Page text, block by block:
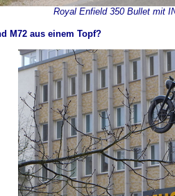
Royal Enfield 350 Bullet mit
M72 aus einem Topf?